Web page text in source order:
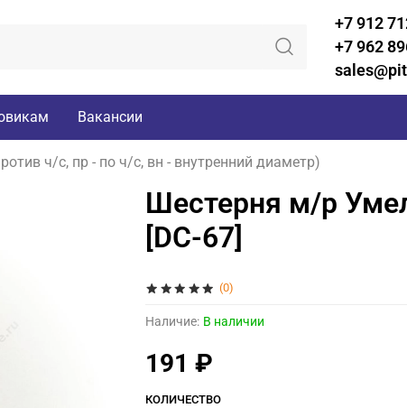
+7 912
+7 962
Вакансии
ч/с, пр - по ч/с, вн - внутренний диаметр)
(0)
Наличие: В наличии
Шестерня м/р
[DC-67]
191 ₽
КОЛИЧЕСТВО